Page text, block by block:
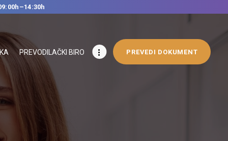
PREVODILAČKI BIRO PREVEDI DOKUMENT